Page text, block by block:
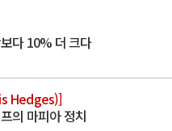
다 10% 더 크다
Hedges)]
의 마피아 정치